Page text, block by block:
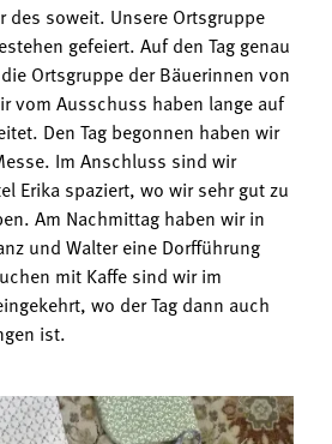
des soweit. Unsere Ortsgruppe
gefeiert. Auf den Tag genau
Ortsgruppe der Bäuerinnen von
vom Ausschuss haben lange auf
Den Tag begonnen haben wir
Im Anschluss sind wir
Erika spaziert, wo wir sehr gut zu
Am Nachmittag haben wir in
und Walter eine Dorfführung
mit Kaffe sind wir im
wo der Tag dann auch
ist.